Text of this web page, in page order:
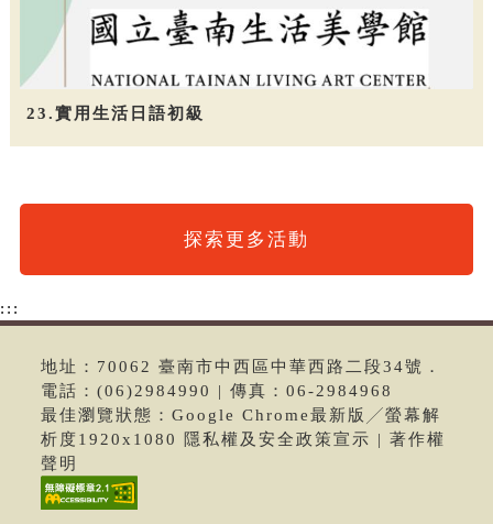
23.實用生活日語初級
探索更多活動
:::
地址：70062 臺南市中西區中華西路二段34號．
電話：(06)2984990 | 傳真：06-2984968
最佳瀏覽狀態：Google Chrome最新版╱螢幕解
析度1920x1080 隱私權及安全政策宣示 | 著作權
聲明